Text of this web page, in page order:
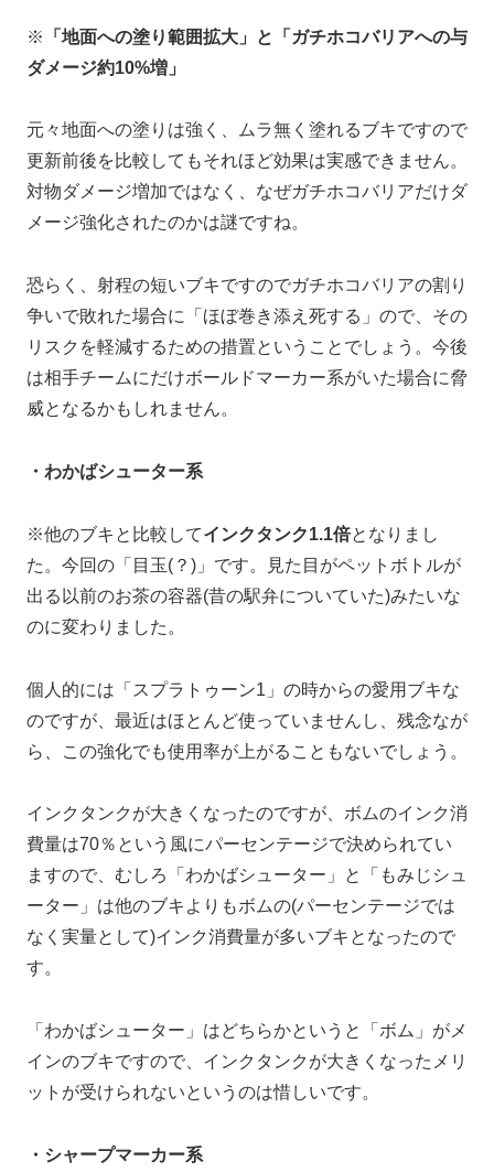
※
「地面への塗り範囲拡大」と「ガチホコバリアへの与
ダメージ約10%増」
元々地面への塗りは強く、ムラ無く塗れるブキですので
更新前後を比較してもそれほど効果は実感できません。
対物ダメージ増加ではなく、なぜガチホコバリアだけダ
メージ強化されたのかは謎ですね。
恐らく、射程の短いブキですのでガチホコバリアの割り
争いで敗れた場合に「ほぼ巻き添え死する」ので、その
リスクを軽減するための措置ということでしょう。今後
は相手チームにだけボールドマーカー系がいた場合に脅
威となるかもしれません。
・わかばシューター系
※他のブキと比較してインクタンク1.1倍となりまし
た。今回の「目玉(？)」です。見た目がペットボトルが
出る以前のお茶の容器(昔の駅弁についていた)みたいな
のに変わりました。
個人的には「スプラトゥーン1」の時からの愛用ブキな
のですが、最近はほとんど使っていませんし、残念なが
ら、この強化でも使用率が上がることもないでしょう。
インクタンクが大きくなったのですが、ボムのインク消
費量は70％という風にパーセンテージで決められてい
ますので、むしろ「わかばシューター」と「もみじシュ
ーター」は他のブキよりもボムの(パーセンテージでは
なく実量として)インク消費量が多いブキとなったので
す。
「わかばシューター」はどちらかというと「ボム」がメ
インのブキですので、インクタンクが大きくなったメリ
ットが受けられないというのは惜しいです。
・シャープマーカー系